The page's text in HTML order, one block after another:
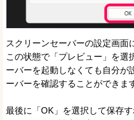
スクリーンセーバーの設定画面
この状態で「プレビュー」を選
ーバーを起動しなくても自分が
ーバーを確認することができま
最後に「OK」を選択して保存